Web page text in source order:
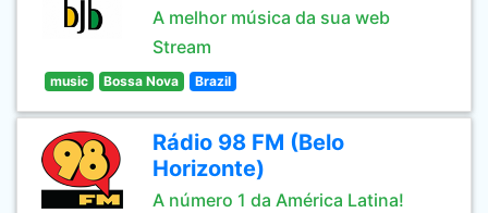
A melhor música da sua web
Stream
music Bossa Nova Brazil
Rádio 98 FM (Belo
Horizonte)
A número 1 da América Latina!